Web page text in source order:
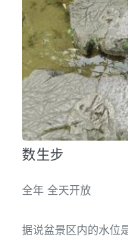
数生步
全年 全天开放
据说盆景区内的水位